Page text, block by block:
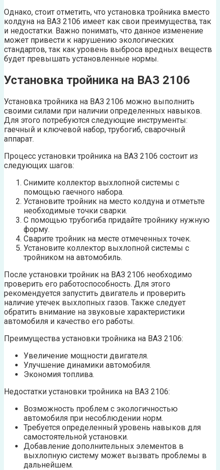
Однако, стоит отметить, что установка тройника вместо
колдуна на ВАЗ 2106 имеет как свои преимущества, так
и недостатки. Важно понимать, что данное изменение
может привести к нарушению экологических
стандартов, так как уровень выброса вредных веществ
будет превышать установленные нормы.
Установка тройника на ВАЗ 2106
Установка тройника на ВАЗ 2106 можно выполнить
своими силами при наличии определенных навыков.
Для этого потребуются следующие инструменты:
гаечный и ключевой набор, трубогиб, сварочный
аппарат.
Процесс установки тройника на ВАЗ 2106 состоит из
следующих шагов:
Снимите коллектор выхлопной системы с
помощью гаечного набора.
Установите тройник на место колдуна и отметьте
необходимые точки сварки.
С помощью трубогиба придайте тройнику нужную
форму.
Сварите тройник на месте отмеченных точек.
Установите коллектор выхлопной системы с
тройником на автомобиль.
После установки тройник на ВАЗ 2106 необходимо
проверить его работоспособность. Для этого
рекомендуется запустить двигатель и проверить
наличие утечек выхлопных газов. Также следует
обратить внимание на звуковые характеристики
автомобиля и качество его работы.
Преимущества установки тройника на ВАЗ 2106:
Увеличение мощности двигателя.
Улучшение динамики автомобиля.
Экономия топлива.
Недостатки установки тройника на ВАЗ 2106:
Возможность проблем с экологичностью
автомобиля при несоблюдении норм.
Требуется определенный уровень навыков для
самостоятельной установки.
Добавление дополнительных элементов в
выхлопную систему может вызвать проблемы в
дальнейшем.